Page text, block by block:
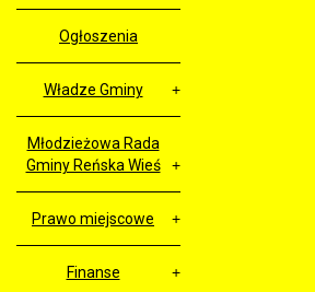
Ogłoszenia
Władze Gminy
Młodzieżowa Rada
Gminy Reńska Wieś
Prawo miejscowe
Finanse